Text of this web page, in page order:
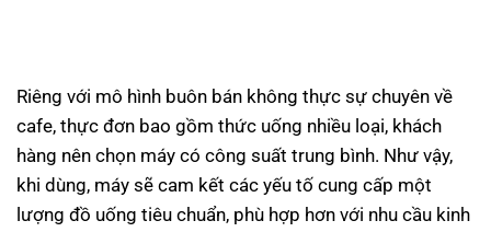
Riêng với mô hình buôn bán không thực sự chuyên về
cafe, thực đơn bao gồm thức uống nhiều loại, khách
hàng nên chọn máy có công suất trung bình. Như vậy,
khi dùng, máy sẽ cam kết các yếu tố cung cấp một
lượng đồ uống tiêu chuẩn, phù hợp hơn với nhu cầu kinh